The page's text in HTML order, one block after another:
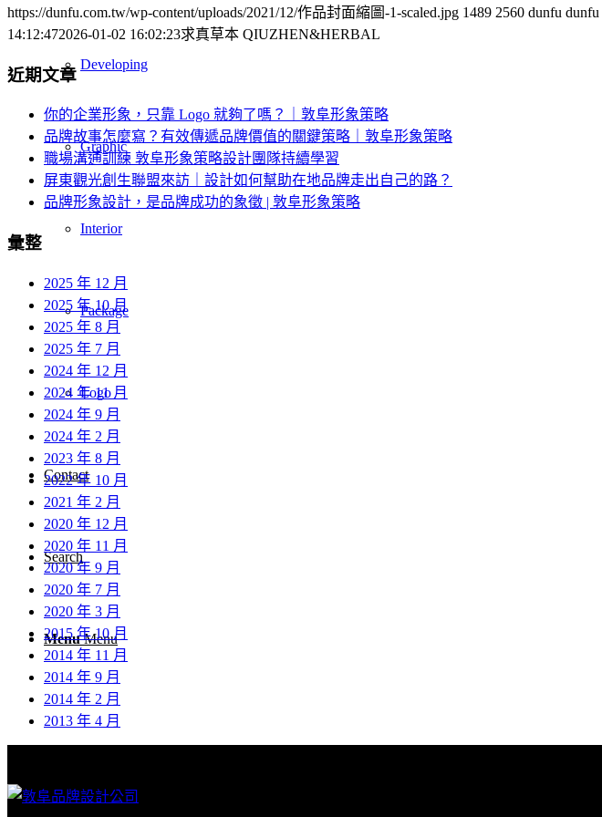
Developing
Graphic
Interior
Package
Logo
Contact
Search
Menu Menu
https://dunfu.com.tw/wp-content/uploads/2021/12/作品封面縮圖-1-scaled.jpg 1489 2560 dunfu dunfu
14:12:472026-01-02 16:02:23求真草本 QIUZHEN&HERBAL
近期文章
你的企業形象，只靠 Logo 就夠了嗎？｜敦阜形象策略
品牌故事怎麼寫？有效傳遞品牌價值的關鍵策略｜敦阜形象策略
職場溝通訓練 敦阜形象策略設計團隊持續學習
屏東觀光創生聯盟來訪｜設計如何幫助在地品牌走出自己的路？
品牌形象設計，是品牌成功的象徵 | 敦阜形象策略
彙整
2025 年 12 月
2025 年 10 月
2025 年 8 月
2025 年 7 月
2024 年 12 月
2024 年 11 月
2024 年 9 月
2024 年 2 月
2023 年 8 月
2022 年 10 月
2021 年 2 月
2020 年 12 月
2020 年 11 月
2020 年 9 月
2020 年 7 月
2020 年 3 月
2015 年 10 月
2014 年 11 月
2014 年 9 月
2014 年 2 月
2013 年 4 月